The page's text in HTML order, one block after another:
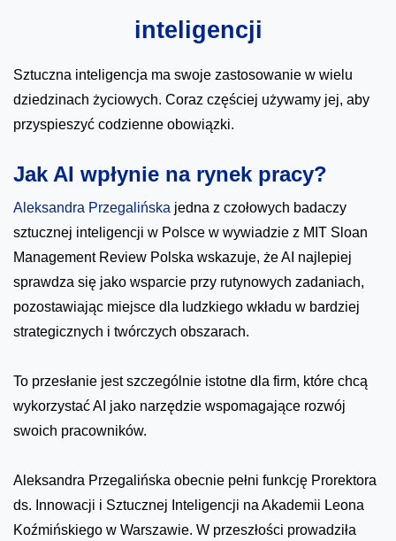
inteligencji
Sztuczna inteligencja ma swoje zastosowanie w wielu
dziedzinach życiowych. Coraz częściej używamy jej, aby
przyspieszyć codzienne obowiązki.
Jak AI wpłynie na rynek pracy?
Aleksandra Przegalińska jedna z czołowych badaczy
sztucznej inteligencji w Polsce w wywiadzie z MIT Sloan
Management Review Polska wskazuje, że AI najlepiej
sprawdza się jako wsparcie przy rutynowych zadaniach,
pozostawiając miejsce dla ludzkiego wkładu w bardziej
strategicznych i twórczych obszarach.
To przesłanie jest szczególnie istotne dla firm, które chcą
wykorzystać AI jako narzędzie wspomagające rozwój
swoich pracowników.
Aleksandra Przegalińska obecnie pełni funkcję Prorektora
ds. Innowacji i Sztucznej Inteligencji na Akademii Leona
Koźmińskiego w Warszawie. W przeszłości prowadziła